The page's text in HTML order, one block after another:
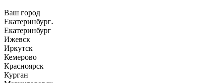
Ваш город
Екатеринбург
Екатеринбург
Ижевск
Иркутск
Кемерово
Красноярск
Курган